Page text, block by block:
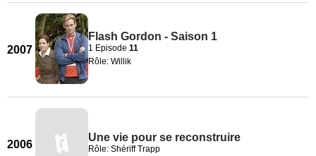
2007
Flash Gordon - Saison 1
1 Episode 11
Rôle: Willik
2006
Une vie pour se reconstruire
Rôle: Shériff Trapp